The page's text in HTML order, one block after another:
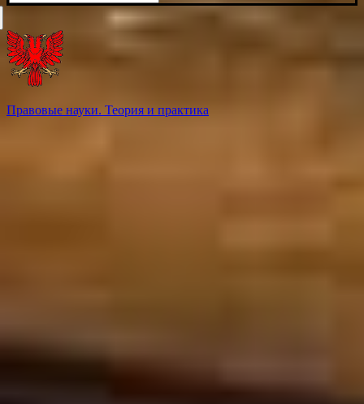
Правовые науки. Теория и практика